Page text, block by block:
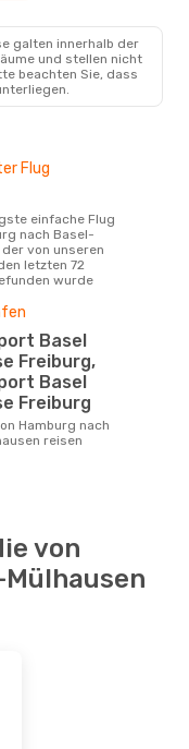
galten innerhalb der
und stellen nicht
beachten Sie, dass
Flug
nach Basel-
der von unseren
letzten 72
wurde
Freiburg,
Basel
Freiburg
reisen
von